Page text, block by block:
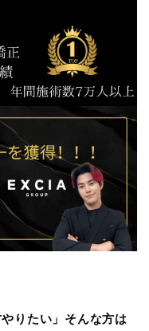
りたい」そんな方は